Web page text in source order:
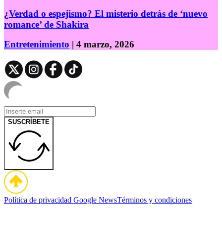
¿Verdad o espejismo? El misterio detrás de ‘nuevo
romance’ de Shakira
Entretenimiento | 4 marzo, 2026
SUSCRÍBETE
Política de privacidad Google NewsTérminos y condiciones